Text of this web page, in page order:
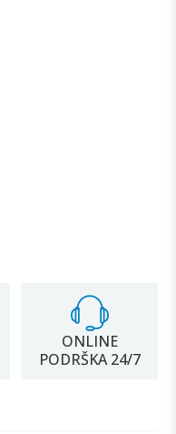
ONLINE
PODRŠKA 24/7